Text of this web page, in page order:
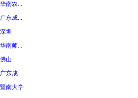
华南农...
广东成...
深圳
华南师...
佛山
广东成...
暨南大学